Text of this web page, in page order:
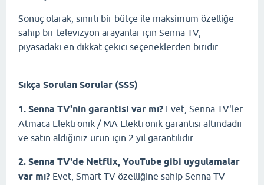
Sonuç olarak, sınırlı bir bütçe ile maksimum özelliğe
sahip bir televizyon arayanlar için Senna TV,
piyasadaki en dikkat çekici seçeneklerden biridir.
Sıkça Sorulan Sorular (SSS)
1. Senna TV'nin garantisi var mı? Evet, Senna TV'ler
Atmaca Elektronik / MA Elektronik garantisi altındadır
ve satın aldığınız ürün için 2 yıl garantilidir.
2. Senna TV'de Netflix, YouTube gibi uygulamalar
var mı? Evet, Smart TV özelliğine sahip Senna TV